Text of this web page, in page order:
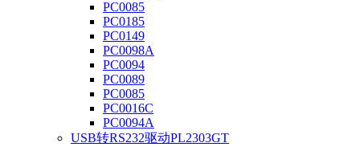
PC0085
PC0185
PC0149
PC0098A
PC0094
PC0089
PC0085
PC0016C
PC0094A
USB转RS232驱动PL2303GT